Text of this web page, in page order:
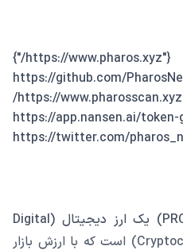
{"https://www.pharos.xyz/"}
https://www.pharosscan.xyz/
Pharos با نماد اختصاری (PROS) یک ارز دیجیتال (Digital
Currency) یا رمزارز (Cryptocurrency) است که با ارزش بازار